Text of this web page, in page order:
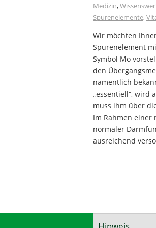
Medizin,
Spurenelemente,
Wir möchten
Spurenelement
Symbol Mo
den
namentlich
„essentiell“, wird
muss ihm über
Im Rahmen einer
normaler
ausreichend